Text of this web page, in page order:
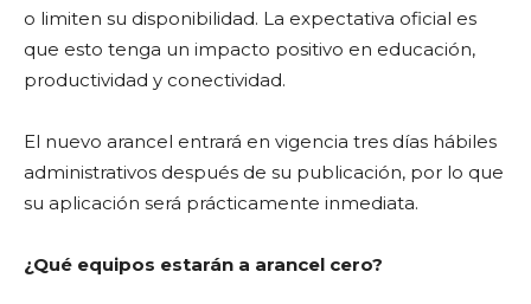
o limiten su disponibilidad. La expectativa oficial es
que esto tenga un impacto positivo en educación,
productividad y conectividad.
El nuevo arancel entrará en vigencia tres días hábiles
administrativos después de su publicación, por lo que
su aplicación será prácticamente inmediata.
¿Qué equipos estarán a arancel cero?